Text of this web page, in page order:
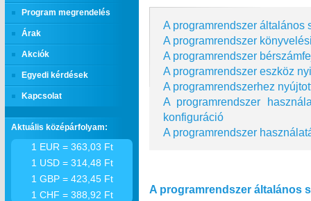
Program megrendelés
Árak
Akciók
Egyedi kérdések
Kapcsolat
A programrendszer általános
A programrendszer
A programrendszer
A programrendszer eszköz
A programrendszerhez
A programrendszer
konfiguráció
A programrendszer
A programrendszer általános
Aktuális középárfolyam:
1 EUR = 363,03 Ft
1 USD = 314,48 Ft
1 GBP = 423,45 Ft
1 CHF = 388,92 Ft